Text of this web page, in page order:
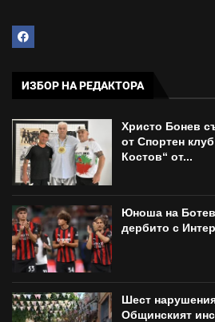
ИЗБОР НА РЕДАКТОРА
Христо Бонев
от Спортен
Костов“ от...
Юноша на
дербито с Интер
Шест
Общинският